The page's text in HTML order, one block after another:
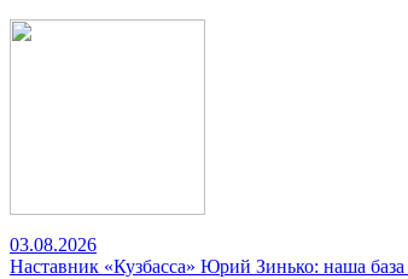
03.08.2026
Наставник «Кузбасса» Юрий Зинько: наша